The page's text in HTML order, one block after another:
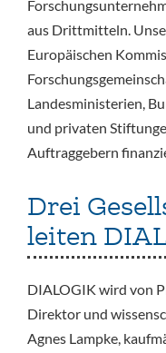
aus Drittmitteln.
Europäischen
Landesministerien,
und privaten
Auftraggebern
Drei
leiten
DIALOGIK wird von
Direktor und
Agnes Lampke,